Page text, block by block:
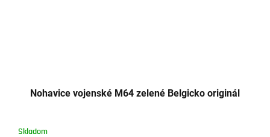
Nohavice vojenské M64 zelené Belgicko originál
Skladom